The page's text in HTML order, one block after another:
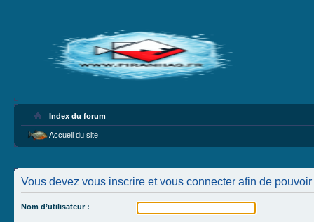
Index du forum
Accueil du site
Vous devez vous inscrire et vous connecter afin de
Nom d’utilisateur :